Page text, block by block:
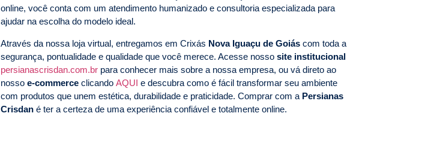
online, você conta com um atendimento humanizado e consultoria especializada para
ajudar na escolha do modelo ideal.
Através da nossa loja virtual, entregamos em Crixás Nova Iguaçu de Goiás com toda a
segurança, pontualidade e qualidade que você merece. Acesse nosso site institucional
persianascrisdan.com.brpara conhecer mais sobre a nossa empresa, ou vá direto ao
nosso e-commerce clicando AQUI e descubra como é fácil transformar seu ambiente
com produtos que unem estética, durabilidade e praticidade. Comprar com a Persianas
Crisdané ter a certeza de uma experiência confiável e totalmente online.